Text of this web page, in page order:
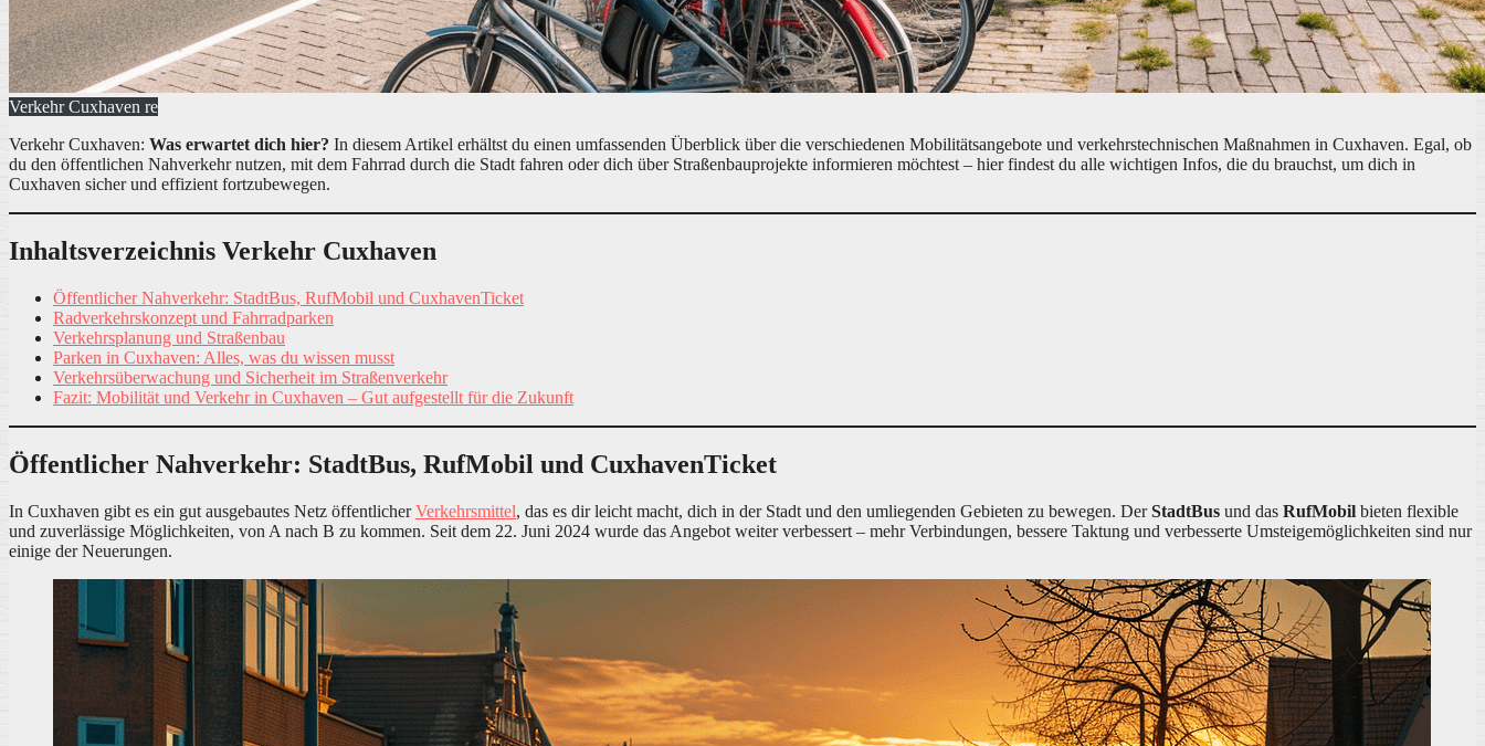
Verkehr Cuxhaven re
Verkehr Cuxhaven: Was erwartet dich hier? In diesem Artikel erhältst du einen umfassenden Überblick über die verschiedenen Mobilitätsangebote und verkehrstechnischen Maßnahmen in Cuxhaven. Egal, ob
du den öffentlichen Nahverkehr nutzen, mit dem Fahrrad durch die Stadt fahren oder dich über Straßenbauprojekte informieren möchtest – hier findest du alle wichtigen Infos, die du brauchst, um dich in
Cuxhaven sicher und effizient fortzubewegen.
Inhaltsverzeichnis Verkehr Cuxhaven
Öffentlicher Nahverkehr: StadtBus, RufMobil und CuxhavenTicket
Radverkehrskonzept und Fahrradparken
Verkehrsplanung und Straßenbau
Parken in Cuxhaven: Alles, was du wissen musst
Verkehrsüberwachung und Sicherheit im Straßenverkehr
Fazit: Mobilität und Verkehr in Cuxhaven – Gut aufgestellt für die Zukunft
Öffentlicher Nahverkehr: StadtBus, RufMobil und CuxhavenTicket
In Cuxhaven gibt es ein gut ausgebautes Netz öffentlicherVerkehrsmittel, das es dir leicht macht, dich in der Stadt und den umliegenden Gebieten zu bewegen. DerStadtBus und das RufMobil bieten flexible
und zuverlässige Möglichkeiten, von A nach B zu kommen. Seit dem 22. Juni 2024 wurde das Angebot weiter verbessert – mehr Verbindungen, bessere Taktung und verbesserte Umsteigemöglichkeiten sind nur
einige der Neuerungen.